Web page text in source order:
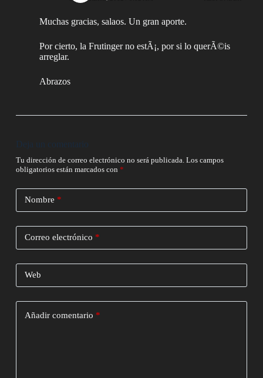
Muchas gracias, salaos. Un gran aporte.
Por cierto, la Frutinger no estÃ¡, por si lo querÃ©is
arreglar.
Abrazos
Deja un comentario
Tu dirección de correo electrónico no será publicada. Los campos
obligatorios están marcados con *
Nombre *
Correo electrónico *
Web
Añadir comentario *